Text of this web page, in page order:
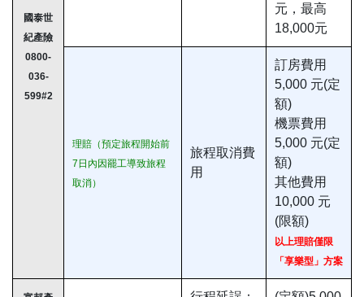
國泰世
紀產險
0800-
036-
599#2
元，最高
18,000元
理賠（預定旅程開始前
7日內因罷工導致旅程
取消）
旅程取消費
用
訂房費用
5,000 元(定
額)
機票費用
5,000 元(定
額)
其他費用
10,000 元
(限額)
以上理賠僅限
「享樂型」方案